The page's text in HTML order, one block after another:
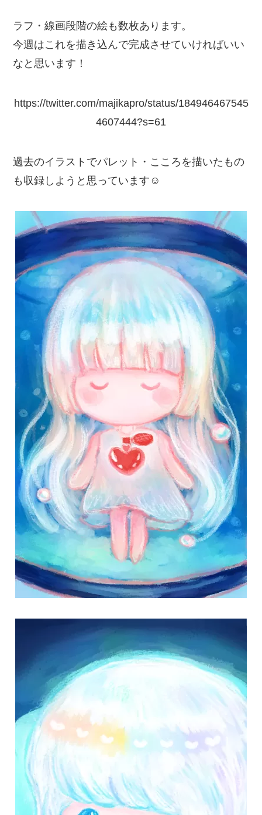
ラフ・線画段階の絵も数枚あります。
今週はこれを描き込んで完成させていければいい
なと思います！
https://twitter.com/majikapro/status/184946467545
4607444?s=61
過去のイラストでパレット・こころを描いたもの
も収録しようと思っています☺️